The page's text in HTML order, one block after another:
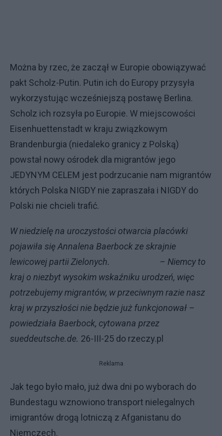
Można by rzec, że zaczął w Europie obowiązywać
pakt Scholz-Putin. Putin ich do Europy przysyła
wykorzystując wcześniejszą postawę Berlina.
Scholz ich rozsyła po Europie. W miejscowości
Eisenhuettenstadt w kraju związkowym
Brandenburgia (niedaleko granicy z Polską)
powstał nowy ośrodek dla migrantów jego
JEDYNYM CELEM jest podrzucanie nam migrantów
których Polska NIGDY nie zapraszała i NIGDY do
Polski nie chcieli trafić.
W niedzielę na uroczystości otwarcia placówki
pojawiła się Annalena Baerbock ze skrajnie
lewicowej partii Zielonych. – Niemcy to
kraj o niezbyt wysokim wskaźniku urodzeń, więc
potrzebujemy migrantów, w przeciwnym razie nasz
kraj w przyszłości nie będzie już funkcjonował –
powiedziała Baerbock, cytowana przez
sueddeutsche.de. 26-III-25 do rzeczy.pl
Reklama
Jak tego było mało, już dwa dni po wyborach do
Bundestagu wznowiono transport nielegalnych
imigrantów drogą lotniczą z Afganistanu do
Niemczech.